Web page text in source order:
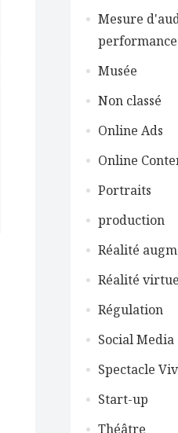
Mesure
Musée
Non classé
Online Ads
Online
Portraits
production
Réalité
Réalité
Régulation
Social Media
Spectacle
Start-up
Théâtre